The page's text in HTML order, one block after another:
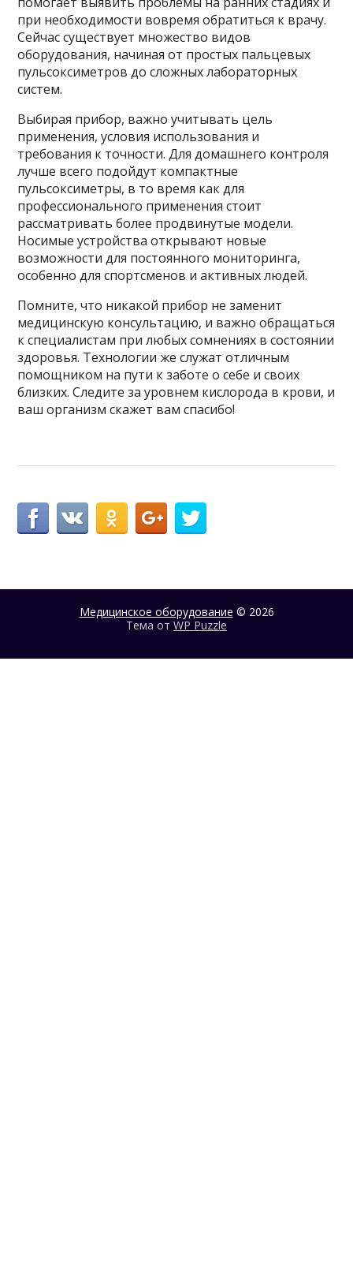
при необходимости вовремя обратиться к врачу.
Сейчас существует множество видов
оборудования, начиная от простых пальцевых
пульсоксиметров до сложных лабораторных
систем.
Выбирая прибор, важно учитывать цель
применения, условия использования и
требования к точности. Для домашнего контроля
лучше всего подойдут компактные
пульсоксиметры, в то время как для
профессионального применения стоит
рассматривать более продвинутые модели.
Носимые устройства открывают новые
возможности для постоянного мониторинга,
особенно для спортсменов и активных людей.
Помните, что никакой прибор не заменит
медицинскую консультацию, и важно обращаться
к специалистам при любых сомнениях в состоянии
здоровья. Технологии же служат отличным
помощником на пути к заботе о себе и своих
близких. Следите за уровнем кислорода в крови, и
ваш организм скажет вам спасибо!
Медицинское оборудование © 2026
Тема от WP Puzzle